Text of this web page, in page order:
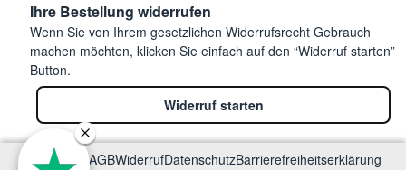
Ihre Bestellung widerrufen
Wenn Sie von Ihrem gesetzlichen Widerrufsrecht Gebrauch
machen möchten, klicken Sie einfach auf den “Widerruf starten”
Button.
Widerruf starten
ImpressumAGBWiderrufDatenschutzBarrierefreiheitserklärung